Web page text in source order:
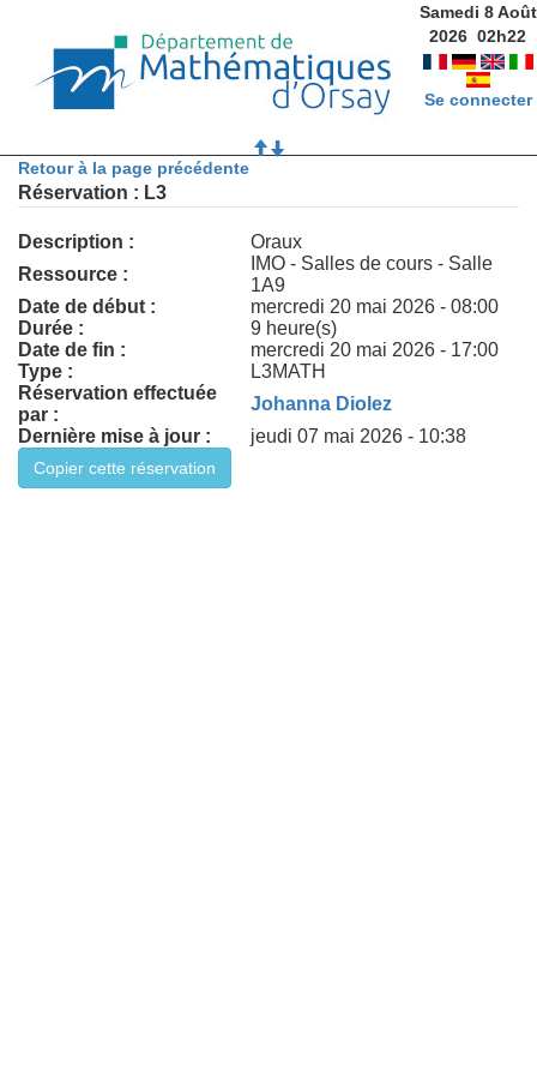
Samedi 8 Août
2026 02h22
Se connecter
Retour à la page précédente
Réservation : L3
Description :
Oraux
Ressource :
IMO - Salles de cours - Salle
1A9
Date de début :
mercredi 20 mai 2026 - 08:00
Durée :
9 heure(s)
Date de fin :
mercredi 20 mai 2026 - 17:00
Type :
L3MATH
Réservation effectuée
par :
Johanna Diolez
Dernière mise à jour :
jeudi 07 mai 2026 - 10:38